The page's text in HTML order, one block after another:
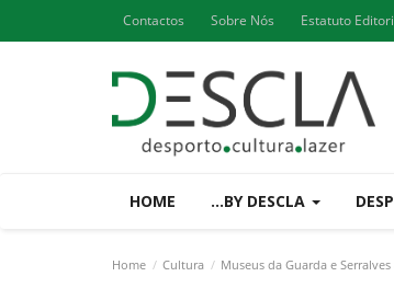
Contactos Sobre Nós Estatuto
HOME ...BY DESCLA
Home Cultura Museus da Guarda e